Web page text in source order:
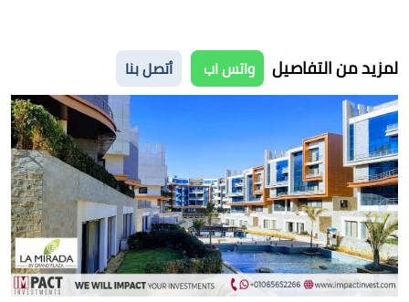
لمزيد من التفاصيل واتس اب أتصل بنا